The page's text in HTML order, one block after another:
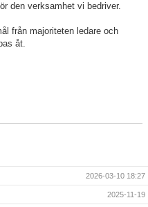
den verksamhet vi bedriver.
från majoriteten ledare och
åt.
2026-03-10 18:27
2025-11-19